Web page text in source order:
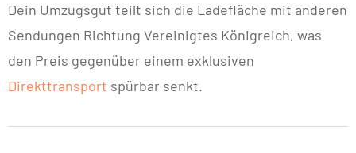
Dein Umzugsgut teilt sich die Ladefläche mit anderen
Sendungen Richtung Vereinigtes Königreich, was
den Preis gegenüber einem exklusiven
Direkttransport spürbar senkt.